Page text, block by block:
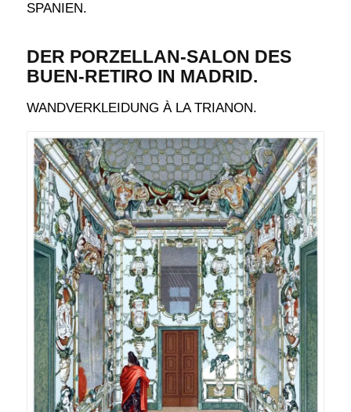
SPANIEN.
DER PORZELLAN-SALON DES
BUEN-RETIRO IN MADRID.
WANDVERKLEIDUNG À LA TRIANON.